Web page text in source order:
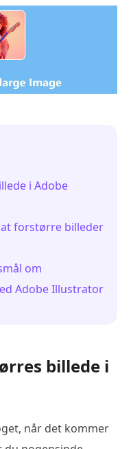
i Adobe
at forstørre billeder
om
Adobe Illustrator
billede i
når det kommer